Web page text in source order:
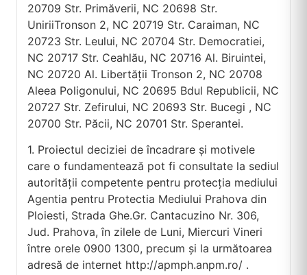
20709 Str. Primăverii, NC 20698 Str.
UniriiTronson 2, NC 20719 Str. Caraiman, NC
20723 Str. Leului, NC 20704 Str. Democratiei,
NC 20717 Str. Ceahlău, NC 20716 Al. Biruintei,
NC 20720 Al. Libertăţii Tronson 2, NC 20708
Aleea Poligonului, NC 20695 Bdul Republicii, NC
20727 Str. Zefirului, NC 20693 Str. Bucegi , NC
20700 Str. Păcii, NC 20701 Str. Sperantei.
1. Proiectul deciziei de încadrare și motivele
care o fundamentează pot fi consultate la sediul
autorității competente pentru protecția mediului
Agentia pentru Protectia Mediului Prahova din
Ploiesti, Strada Ghe.Gr. Cantacuzino Nr. 306,
Jud. Prahova, în zilele de Luni, Miercuri Vineri
între orele 0900 1300, precum și la următoarea
adresă de internet http://apmph.anpm.ro/ .